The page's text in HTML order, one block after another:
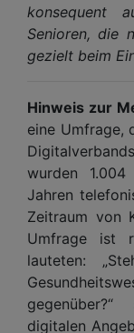
konsequent
Senioren, die
gezielt beim
Hinweis zur
eine Umfrage,
wurden
Jahren
Zeitraum von
Umfrage ist
lauteten:
digitalen